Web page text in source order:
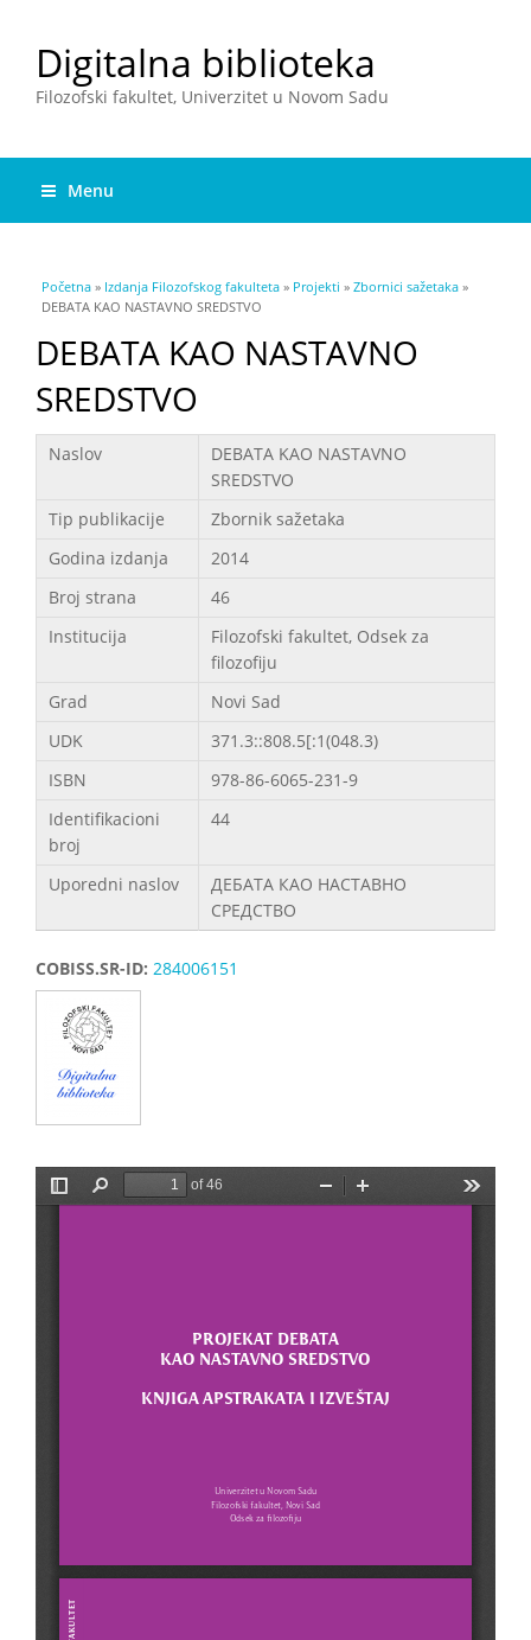
Digitalna biblioteka
Filozofski fakultet, Univerzitet u Novom Sadu
Menu
You are here
Početna » Izdanja Filozofskog fakulteta » Projekti » Zbornici sažetaka »
DEBATA KAO NASTAVNO SREDSTVO
DEBATA KAO NASTAVNO
SREDSTVO
Podaci
Naslov
DEBATA KAO NASTAVNO
SREDSTVO
Tip publikacije
Zbornik sažetaka
Godina izdanja
2014
Broj strana
46
Institucija
Filozofski fakultet, Odsek za
filozofiju
Grad
Novi Sad
UDK
371.3::808.5[:1(048.3)
ISBN
978-86-6065-231-9
Identifikacioni
broj
44
Uporedni naslov
ДЕБАТА КАО НАСТАВНО
СРЕДСТВО
COBISS.SR-ID: 284006151